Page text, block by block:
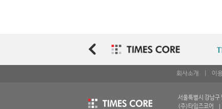
회사소개 이
서울특별시 강남
(주)타임즈코어